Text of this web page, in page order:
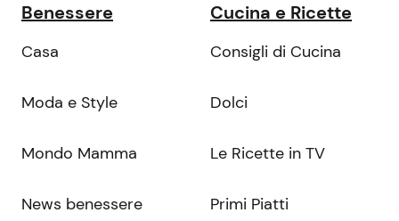
Benessere
Casa
Moda e Style
Mondo Mamma
News benessere
Cucina e Ricette
Consigli di Cucina
Dolci
Le Ricette in TV
Primi Piatti